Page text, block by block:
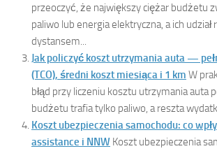
przeoczyć, że największy ciężar budżetu
paliwo lub energia elektryczna, a ich udział
dystansem...
Jak policzyć koszt utrzymania auta —
(TCO), średni koszt miesiąca i 1 km W
błąd przy liczeniu kosztu utrzymania auta
budżetu trafia tylko paliwo, a reszta
Koszt ubezpieczenia samochodu: co
assistance i NNW Koszt ubezpieczenia